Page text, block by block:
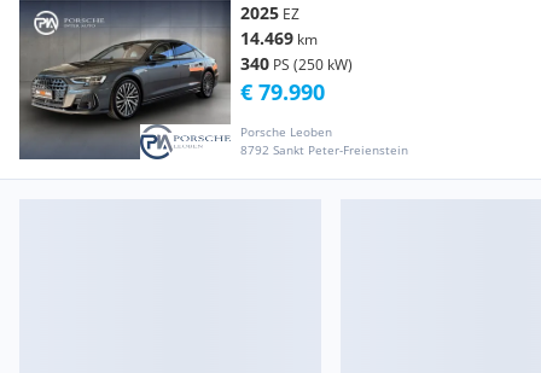
2025 EZ
14.469 km
340 PS (250 kW)
Porsche Leoben
8792 Sankt Peter-Freienstein
€ 79.990